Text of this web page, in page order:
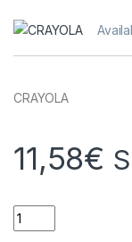
CRAYOLA
11,58€
Quantity